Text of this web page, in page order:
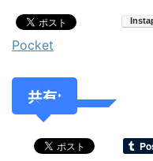
Pocket
共有: